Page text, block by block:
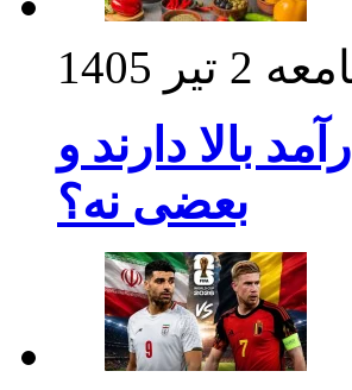
2 تیر 1405
بالا دارند و
بعضی نه؟